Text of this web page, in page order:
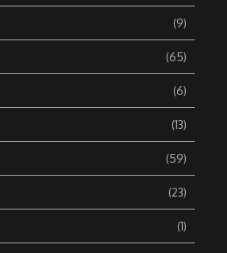
(9)
(65)
(6)
(13)
(59)
(23)
(1)